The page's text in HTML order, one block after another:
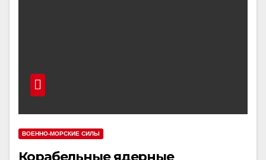
ВОЕННО-МОРСКИЕ СИЛЫ
Корабельные ядерные